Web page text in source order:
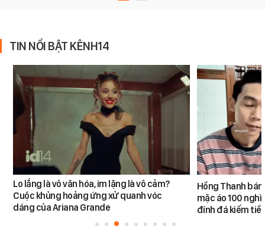
TIN NỔI BẬT KÊNH14
Lo lắng là vô văn hóa, im lặng là vô cảm?
Cuộc khủng hoảng ứng xử quanh vóc
dáng của Ariana Grande
Hồng Thanh
mặc áo 100
đính đá kiếm